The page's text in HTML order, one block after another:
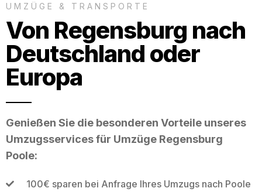
UMZÜGE & TRANSPORTE
Von Regensburg nach
Deutschland oder
Europa
Genießen Sie die besonderen Vorteile unseres
Umzugsservices für Umzüge Regensburg
Poole:
100€ sparen bei Anfrage Ihres Umzugs nach Poole